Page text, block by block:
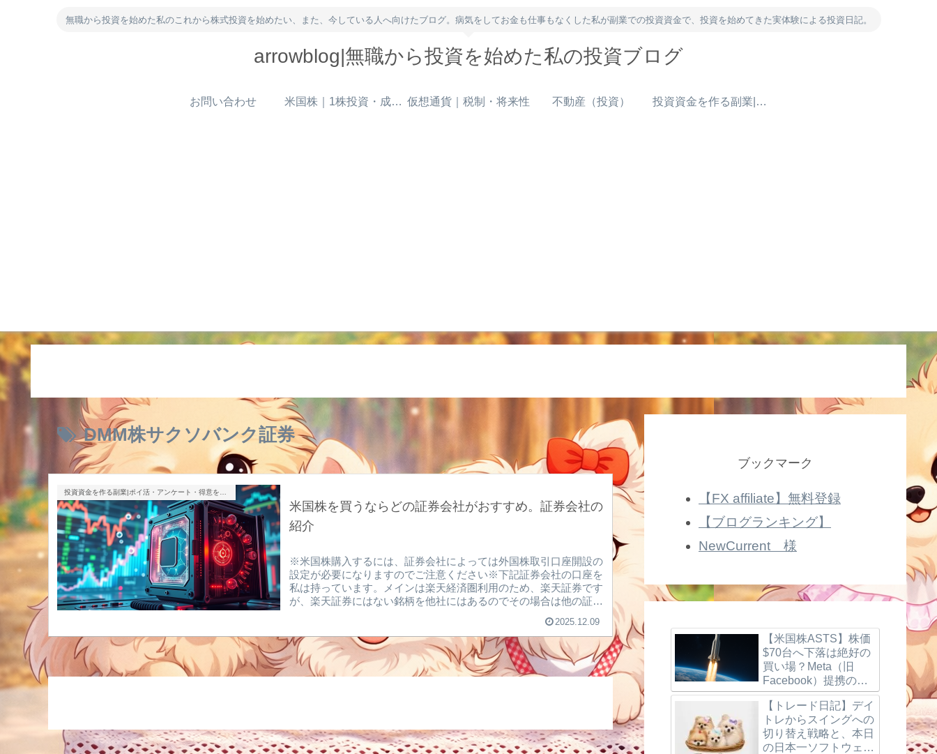
無職から投資を始めた私のこれから株式投資を始めたい、また、今している人へ向けたブログ。病気をしてお金も仕事もなくした私が副業での投資資金で、投資を始めてきた実体験による投資日記。
arrowblog|無職から投資を始めた私の投資ブログ
お問い合わせ 米国株｜1株投資・成長株 仮想通貨｜税制・将来性 不動産（投資） 投資資金を作る副業|ポイ活・アンケート・得意を売る
DMM株サクソバンク証券
米国株を買うならどの証券会社がおすすめ。証券会社の
紹介
※米国株購入するには、証券会社によっては外国株取引口座開設の
設定が必要になりますのでご注意ください※下記証券会社の口座を
私は持っています。メインは楽天経済圏利用のため、楽天証券です
が、楽天証券にはない銘柄を他社にはあるのでその場合は他の証券
が私の経験上お勧めです。※簡単なネット証券口座の作り方 10分
で終わる＆失敗しない手順を解説、記事はこちらに書いてますので
よろしければ参考にして下さい↓◆はじめに「米国株を始めたいけ
ど、どの証券会社を選べばいい？」「手数料・使いやすさ・取扱銘
柄数を比較したい」そんな方のために、この記事では、★松井証...
2025.12.09
ブックマーク
【FX affiliate】無料登録
【ブログランキング】
NewCurrent 様
【米国株ASTS】株価
$70台へ下落は絶好の
買い場？Meta（旧
Facebook）提携の噂
とBlueBird打ち上げ成
功、楽天モバイルの最
新動向を徹底解説！
【トレード日記】デイ
トレからスイングへの
切り替え戦略と、本日
の日本一ソフトウェア